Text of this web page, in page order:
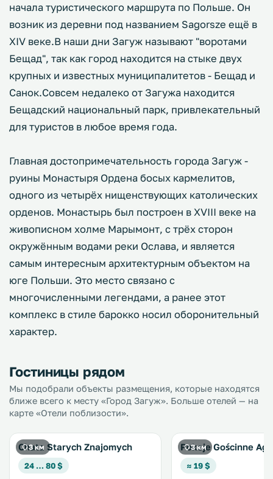
начала туристического маршрута по Польше. Он
возник из деревни под названием Sagorsze ещё в
XIV веке.В наши дни Загуж называют "воротами
Бещад", так как город находится на стыке двух
крупных и известных муниципалитетов - Бещад и
Санок.Совсем недалеко от Загужа находится
Бещадский национальный парк, привлекательный
для туристов в любое время года.
Главная достопримечательность города Загуж -
руины Монастыря Ордена босых кармелитов,
одного из четырёх нищенствующих католических
орденов. Монастырь был построен в XVIII веке на
живописном холме Марымонт, с трёх сторон
окружённым водами реки Ослава, и является
самым интересным архитектурным объектом на
юге Польши. Это место связано с
многочисленными легендами, а ранее этот
комплекс в стиле барокко носил оборонительный
характер.
Гостиницы рядом
Мы подобрали объекты размещения, которые находятся
ближе всего к месту «Город Загуж». Больше отелей — на
карте «Отели поблизости».
3 км
Chata Starych Znajomych
24 … 80 $
3 км
Pokoje Gościnne
≈ 19 $